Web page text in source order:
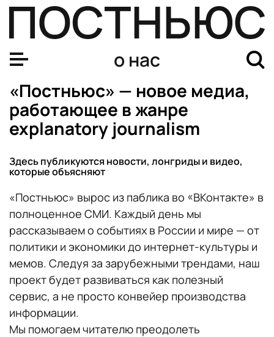
о нас
«Постньюс» — новое медиа,
работающее в жанре
explanatory journalism
Здесь публикуются новости, лонгриды и видео,
которые объясняют
«Постньюс» вырос из паблика во «ВКонтакте» в
полноценное СМИ. Каждый день мы
рассказываем о событиях в России и мире — от
политики и экономики до интернет-культуры и
мемов. Следуя за зарубежными трендами, наш
проект будет развиваться как полезный
сервис, а не просто конвейер производства
информации.
Мы помогаем читателю преодолеть